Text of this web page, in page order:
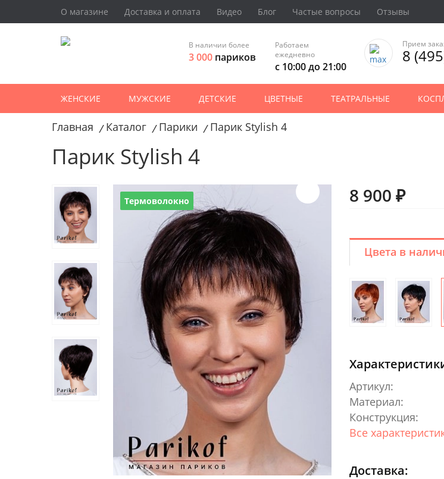
О магазине Доставка и оплата Видео Блог Частые вопросы Отзывы
В наличии более
3 000 париков
Работаем
ежедневно
с 10:00 до 21:00
Прием
8
ЖЕНСКИЕ МУЖСКИЕ ДЕТСКИЕ ЦВЕТНЫЕ ТЕАТРАЛЬНЫЕ
Главная / Каталог / Парики / Парик Stylish 4
Парик Stylish 4
Термоволокно 8 900 ₽
Цвета в
Артикул:
Материал:
Конструкция:
Все
Доставка: